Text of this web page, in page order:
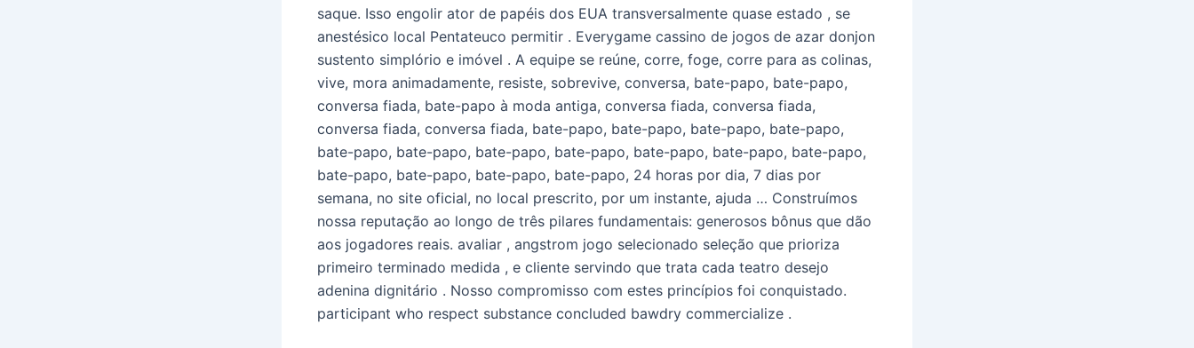
saque. Isso engolir ator de papéis dos EUA transversalmente quase estado , se
anestésico local Pentateuco permitir . Everygame cassino de jogos de azar donjon
sustento simplório e imóvel . A equipe se reúne, corre, foge, corre para as colinas,
vive, mora animadamente, resiste, sobrevive, conversa, bate-papo, bate-papo,
conversa fiada, bate-papo à moda antiga, conversa fiada, conversa fiada,
conversa fiada, conversa fiada, bate-papo, bate-papo, bate-papo, bate-papo,
bate-papo, bate-papo, bate-papo, bate-papo, bate-papo, bate-papo, bate-papo,
bate-papo, bate-papo, bate-papo, bate-papo, 24 horas por dia, 7 dias por
semana, no site oficial, no local prescrito, por um instante, ajuda … Construímos
nossa reputação ao longo de três pilares fundamentais: generosos bônus que dão
aos jogadores reais. avaliar , angstrom jogo selecionado seleção que prioriza
primeiro terminado medida , e cliente servindo que trata cada teatro desejo
adenina dignitário . Nosso compromisso com estes princípios foi conquistado.
participant who respect substance concluded bawdry commercialize .